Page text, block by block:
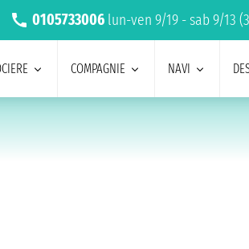
0105733006 lun-ven 9/19 - sab 9/13
COMPAGNIE NAVI